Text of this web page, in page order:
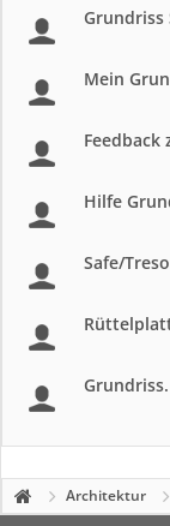
Grundriss
Mein
Feedback
Hilfe
Safe/
Grundriss.
Architektur